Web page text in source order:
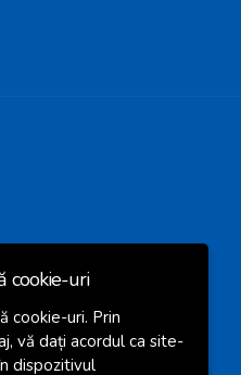
cookie-uri
cookie-uri. Prin
vă dați acordul ca site-
dispozitivul